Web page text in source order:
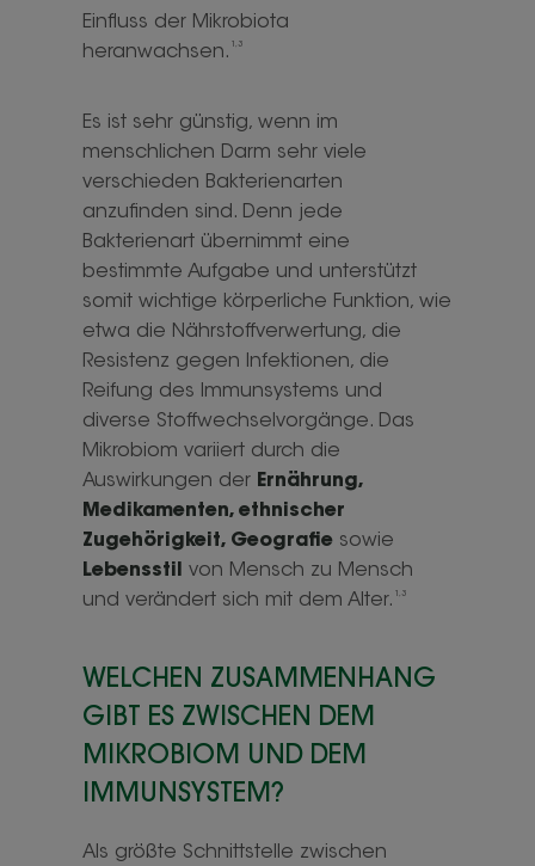
Einfluss der Mikrobiota
heranwachsen.
1,3
Es ist sehr günstig, wenn im
menschlichen Darm sehr viele
verschieden Bakterienarten
anzufinden sind. Denn jede
Bakterienart übernimmt eine
bestimmte Aufgabe und unterstützt
somit wichtige körperliche Funktion, wie
etwa die Nährstoffverwertung, die
Resistenz gegen Infektionen, die
Reifung des Immunsystems und
diverse Stoffwechselvorgänge. Das
Mikrobiom variiert durch die
Auswirkungen der Ernährung,
Medikamenten, ethnischer
Zugehörigkeit, Geografie sowie
Lebensstil von Mensch zu Mensch
und verändert sich mit dem Alter. 1,3
WELCHEN ZUSAMMENHANG
GIBT ES ZWISCHEN DEM
MIKROBIOM UND DEM
IMMUNSYSTEM?
Als größte Schnittstelle zwischen